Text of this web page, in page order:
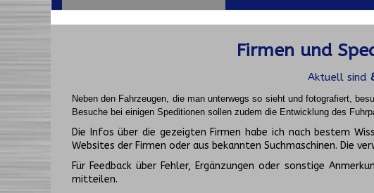
Firmen und
Aktuell sind
Neben den Fahrzeugen, die man unterwegs so sieht und fotografiert,
Besuche bei einigen Speditionen sollen zudem die Entwicklung des
Die Infos über die gezeigten Firmen habe ich nach bestem
Websites der Firmen oder aus bekannten Suchmaschinen. Die
Für Feedback über Fehler, Ergänzungen oder sonstige
mitteilen.